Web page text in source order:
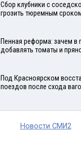
Сбор клубники с
грозить тюремным
Пенная реформа: зачем в
добавлять томаты и
Под Красноярском
поездов после схода
Новости СМИ2